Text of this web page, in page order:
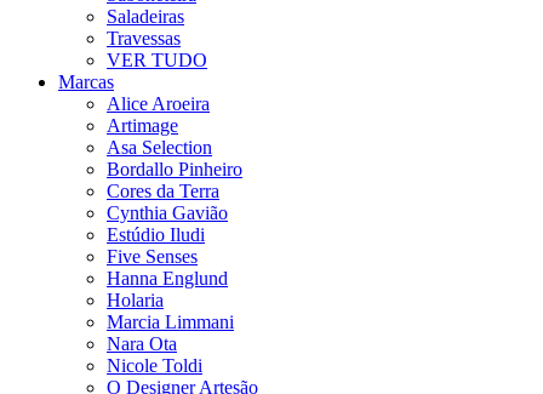
Saladeiras
Travessas
VER TUDO
Marcas
Alice Aroeira
Artimage
Asa Selection
Bordallo Pinheiro
Cores da Terra
Cynthia Gavião
Estúdio Iludi
Five Senses
Hanna Englund
Holaria
Marcia Limmani
Nara Ota
Nicole Toldi
O Designer Artesão